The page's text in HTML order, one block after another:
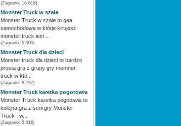
(Zagrano: 16 618)
Monster Truck w szale
Monster Truck w szale to gea
samochodowa w którje kirujesz
monster truck iem ...
(Zagrano: 5 500)
Monster Truck dla dzieci
Monster truck dla dzieci to bardzo
prosta gra z grupy gry monster
truck w któ...
(Zagrano: 9 797)
Monster Truck karetka pogotowia
Monster Truck karetka pogotowia to
kolejna gra z serii gry Monster
Truck . w...
(Zagrano: 5 316)